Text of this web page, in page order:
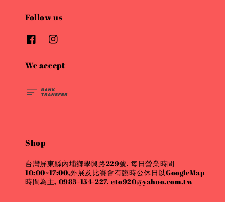
Follow us
We accept
Shop
台灣屏東縣內埔鄉學興路229號, 每日營業時間
10:00~17:00,外展及比賽會有臨時公休日以GoogleMap
時間為主, 0985-154-227, eto920@yahoo.com.tw